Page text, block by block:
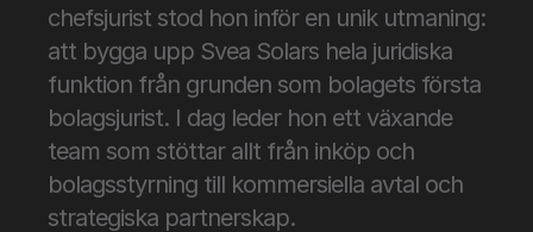
chefsjurist stod hon inför en unik utmaning:
att bygga upp Svea Solars hela juridiska
funktion från grunden som bolagets första
bolagsjurist. I dag leder hon ett växande
team som stöttar allt från inköp och
bolagsstyrning till kommersiella avtal och
strategiska partnerskap.